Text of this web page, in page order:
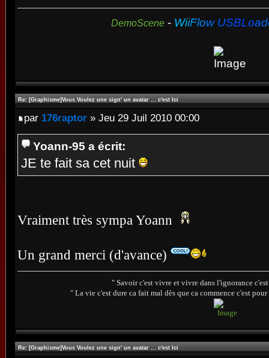
DemoScene - WiiFlow USBLoad
Re: [Graphisme]Vous Voulez une sign' un avatar ... c'est Ici
par 176raptor » Jeu 29 Juil 2010 00:00
Yoann-95 a écrit:
JE te fait sa cet nuit
Vraiment très sympa Yoann
Un grand merci (d'avance)
" Savoir c'est vivre et vivre dans l'ignorance
" La vie c'est dure ca fait mal dès que ca commence c'est
Re: [Graphisme]Vous Voulez une sign' un avatar ... c'est Ici